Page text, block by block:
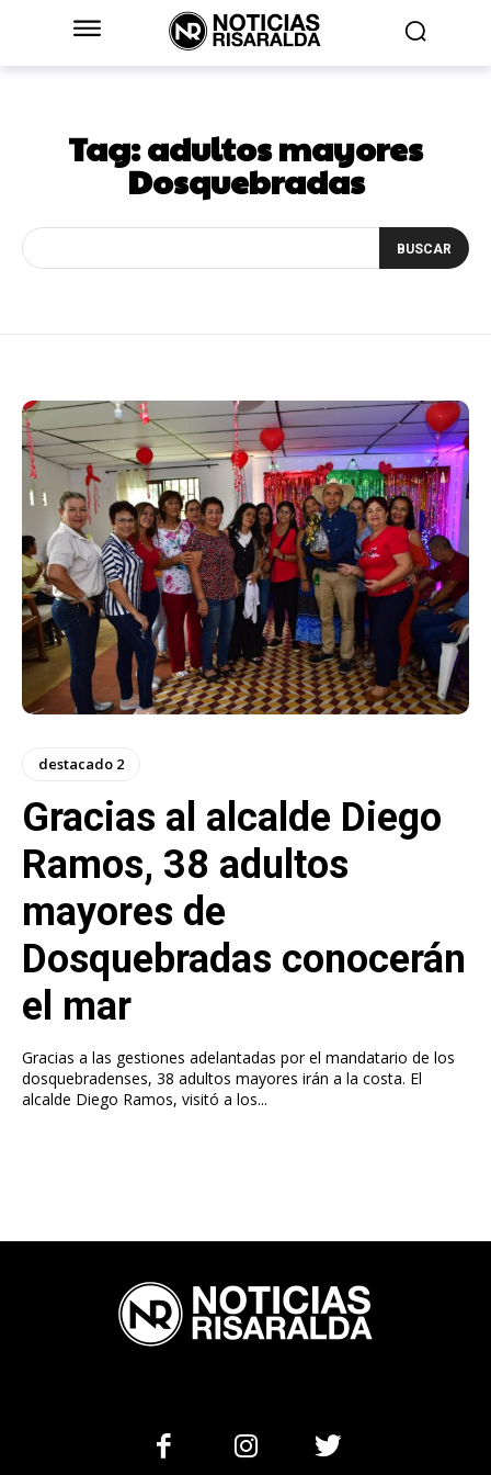
Tag:adultos mayores
Dosquebradas
BUSCAR
destacado 2
Gracias al alcalde Diego
Ramos, 38 adultos
mayores de
Dosquebradas conocerán
el mar
Gracias a las gestiones adelantadas por el mandatario de los
dosquebradenses, 38 adultos mayores irán a la costa. El
alcalde Diego Ramos, visitó a los...